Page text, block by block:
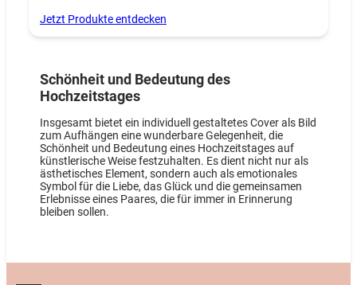
Jetzt Produkte entdecken
Schönheit und Bedeutung des
Hochzeitstages
Insgesamt bietet ein individuell gestaltetes Cover als Bild
zum Aufhängen eine wunderbare Gelegenheit, die
Schönheit und Bedeutung eines Hochzeitstages auf
künstlerische Weise festzuhalten. Es dient nicht nur als
ästhetisches Element, sondern auch als emotionales
Symbol für die Liebe, das Glück und die gemeinsamen
Erlebnisse eines Paares, die für immer in Erinnerung
bleiben sollen.